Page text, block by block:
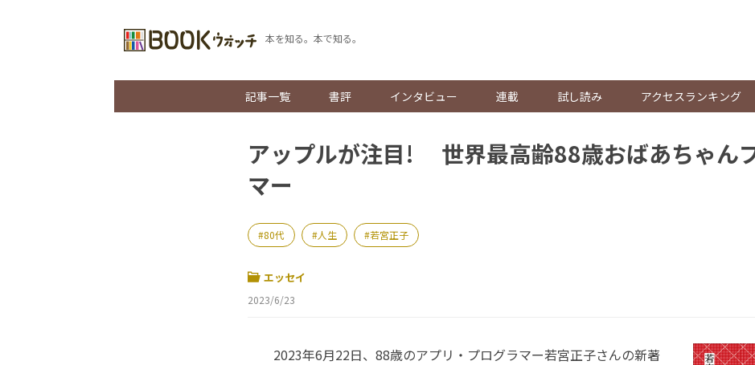
本を知る。本で知る。
記事一覧 書評 インタビュー 連載 試し読み アクセスランキング
アップルが注目! 世界最高齢88歳おばあちゃん
マー
80代 人生 若宮正子
エッセイ
2023/6/23
2023年6月22日、88歳のアプリ・プログラマー若宮正子さんの新著